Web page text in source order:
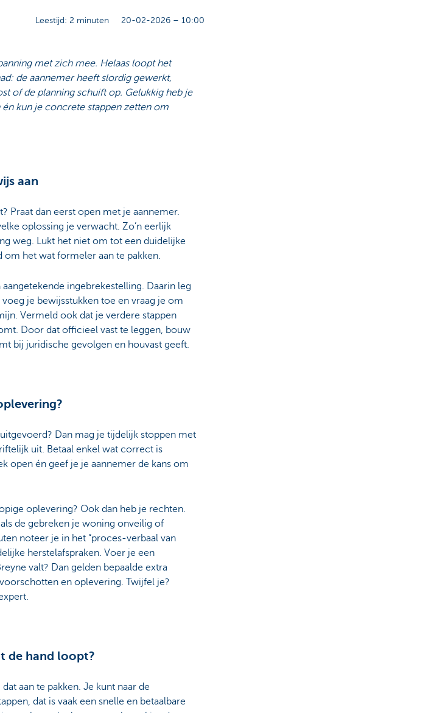
Leestijd: 2 minuten 20-02-2026 – 10:00
met zich mee. Helaas loopt het
de aannemer heeft slordig gewerkt,
of de planning schuift op. Gelukkig heb je
kun je concrete stappen zetten om
aan
Praat dan eerst open met je aannemer.
oplossing je verwacht. Zo’n eerlijk
weg. Lukt het niet om tot een duidelijke
om het wat formeler aan te pakken.
ingebrekestelling. Daarin leg
je bewijsstukken toe en vraag je om
Vermeld ook dat je verdere stappen
Door dat officieel vast te leggen, bouw
bij juridische gevolgen en houvast geeft.
Dan mag je tijdelijk stoppen met
uit. Betaal enkel wat correct is
open én geef je je aannemer de kans om
oplevering? Ook dan heb je rechten.
de gebreken je woning onveilig of
noteer je in het “proces-verbaal van
herstelafspraken. Voer je een
valt? Dan gelden bepaalde extra
en oplevering. Twijfel je?
de hand loopt?
aan te pakken. Je kunt naar de
dat is vaak een snelle en betaalbare